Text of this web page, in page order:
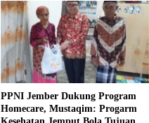
PPNI Jember Dukung Program
Homecare, Mustaqim: Progarm